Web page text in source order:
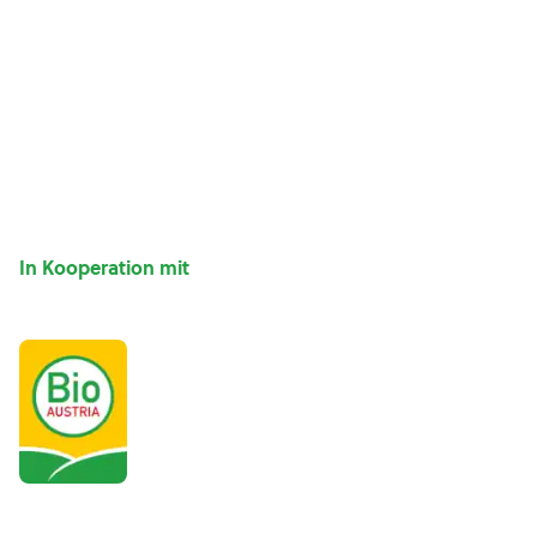
In Kooperation mit